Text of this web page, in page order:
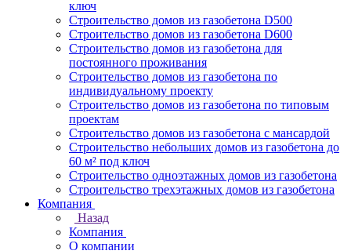
ключ
Строительство домов из газобетона D500
Строительство домов из газобетона D600
Строительство домов из газобетона для
постоянного проживания
Строительство домов из газобетона по
индивидуальному проекту
Строительство домов из газобетона по типовым
проектам
Строительство домов из газобетона с мансардой
Строительство небольших домов из газобетона до
60 м² под ключ
Строительство одноэтажных домов из газобетона
Строительство трехэтажных домов из газобетона
Компания
Назад
Компания
О компании